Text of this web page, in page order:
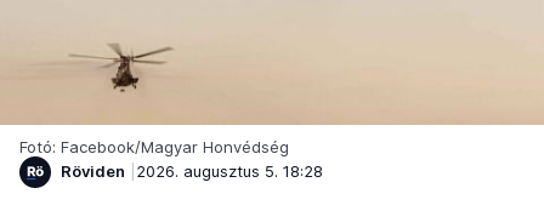
Fotó: Facebook/Magyar Honvédség
Röviden
2026. augusztus 5. 18:28